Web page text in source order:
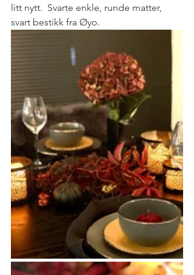
litt nytt.  Svarte enkle, runde matter,
svart bestikk fra Øyo.